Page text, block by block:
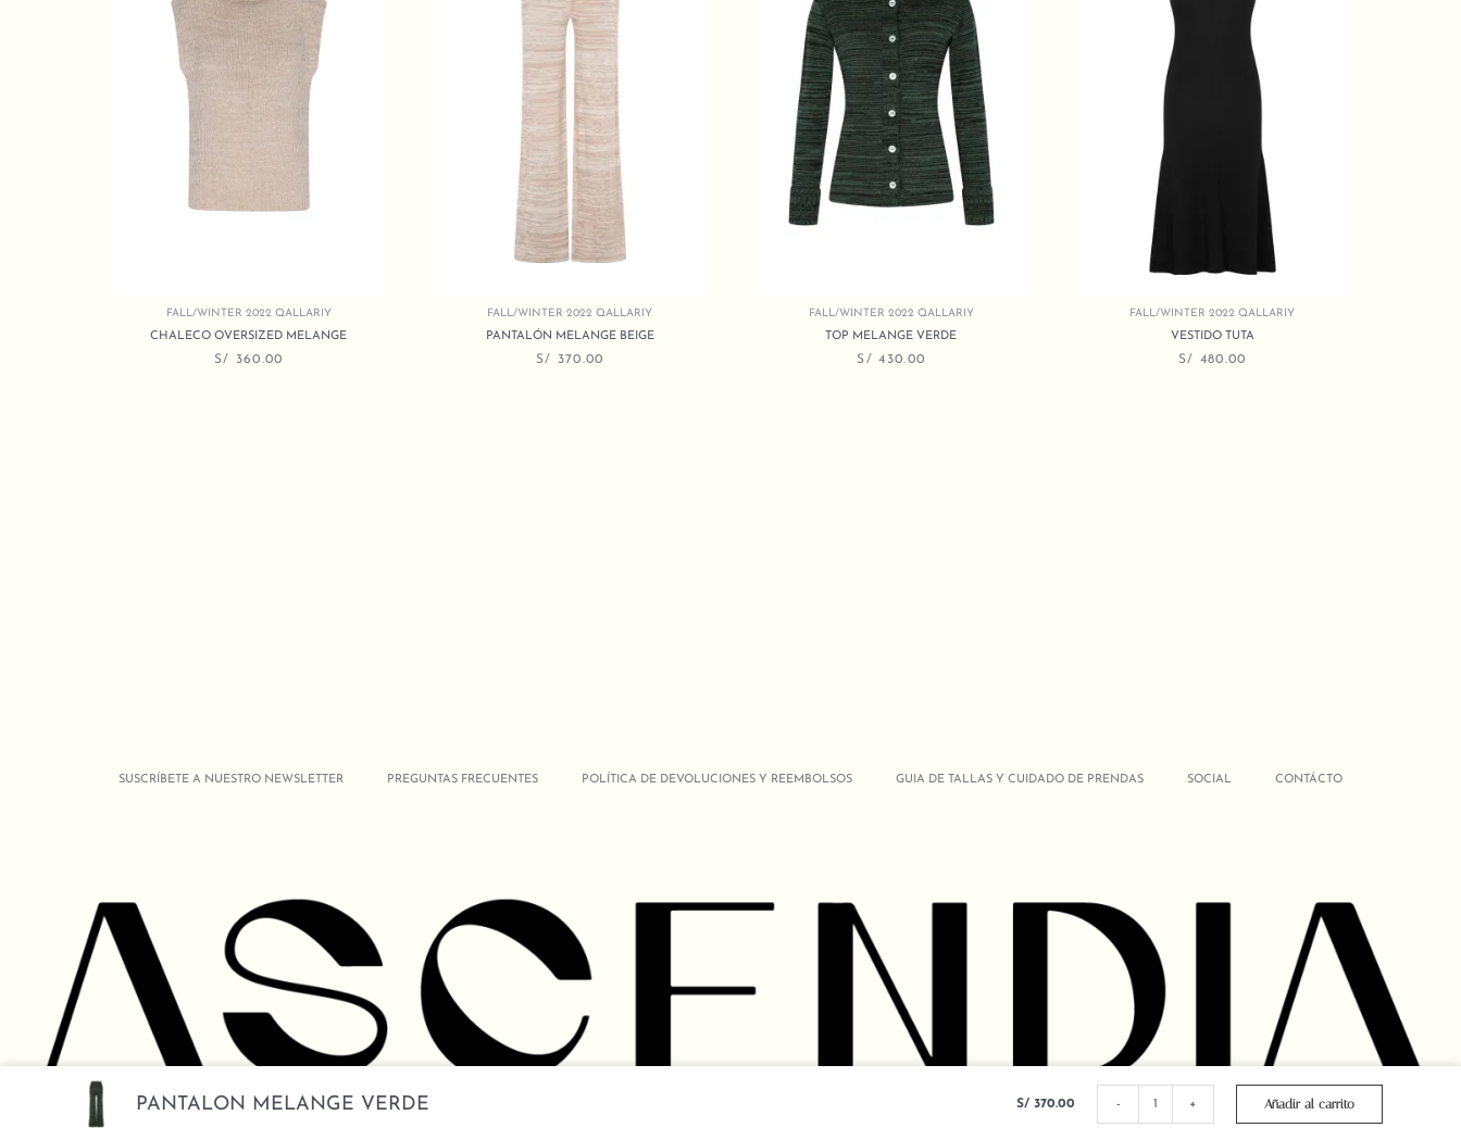
FALL/WINTER 2022 QALLARIY
CHALECO OVERSIZED MELANGE
S/ 360.00
FALL/WINTER 2022 QALLARIY
PANTALÓN MELANGE BEIGE
S/ 370.00
FALL/WINTER 2022 QALLARIY
TOP MELANGE VERDE
S/ 430.00
FALL/WINTER 2022 QALLARIY
VESTIDO TUTA
S/ 480.00
SUSCRÍBETE A NUESTRO NEWSLETTER PREGUNTAS FRECUENTES POLÍTICA DE DEVOLUCIONES Y REEMBOLSOS GUIA DE TALLAS Y CUIDADO DE PRENDAS SOCIAL CONTÁCTO
PANTALON MELANGE VERDE S/ 370.00 - + Añadir al carrito